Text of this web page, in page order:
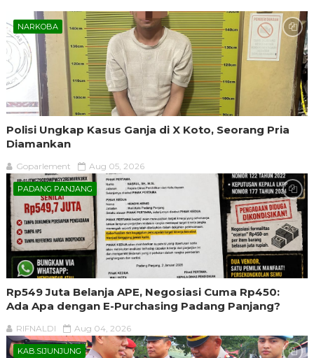
NARKOBA
Polisi Ungkap Kasus Ganja di X Koto, Seorang Pria
Diamankan
Goparlement Aug 05, 2026
PADANG PANJANG
Rp549 Juta Belanja APE, Negosiasi Cuma Rp450:
Ada Apa dengan E-Purchasing Padang Panjang?
RIFNALDI Aug 04, 2026
KAB.SIJUNJUNG